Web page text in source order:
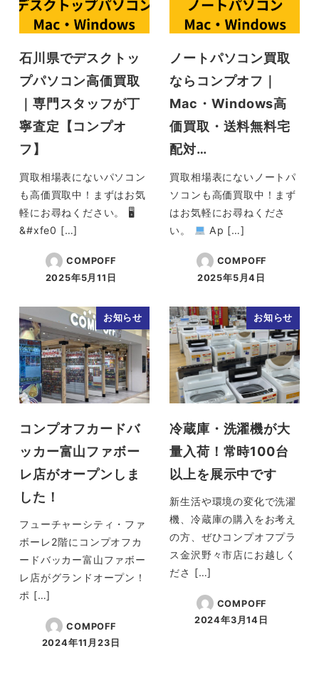
石川県でデスクトッ
プパソコン高価買取
｜専門スタッフが丁
寧査定【コンプオ
フ】
買取相場表にないパソコン
も高価買取中！まずはお気
軽にお尋ねください。 🖥
&#xfe0 […]
COMPOFF
投稿日
2025年5月11日
ノートパソコン買取
ならコンプオフ｜
Mac・Windows高
価買取・送料無料宅
配対…
買取相場表にないノートパ
ソコンも高価買取中！まず
はお気軽にお尋ねくださ
い。
Ap […]
COMPOFF
投稿日
2025年5月4日
お知らせ
コンプオフカードバ
ッカー富山ファボー
レ店がオープンしま
した！
フューチャーシティ・ファ
ボーレ2階にコンプオフカ
ードバッカー富山ファボー
レ店がグランドオープン！
ポ […]
COMPOFF
投稿日
2024年11月23日
お知らせ
冷蔵庫・洗濯機が大
量入荷！常時100台
以上を展示中です
新生活や環境の変化で洗濯
機、冷蔵庫の購入をお考え
の方、ぜひコンプオフプラ
ス金沢野々市店にお越しく
ださ […]
COMPOFF
投稿日
2024年3月14日